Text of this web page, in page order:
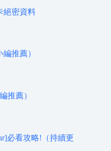
絕密資料
推薦）
推薦）
必看攻略!（持續更